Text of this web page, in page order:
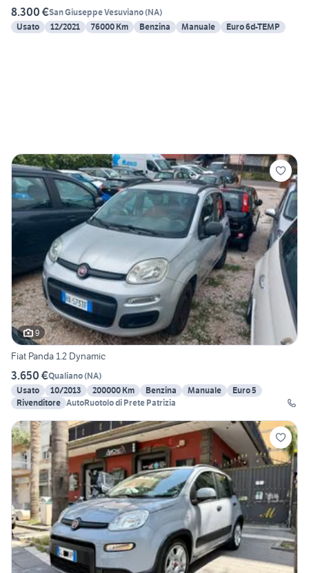
8.300 €San Giuseppe Vesuviano(NA)
Usato
12/2021 76000 Km Benzina Manuale Euro 6d-TEMP
9
Fiat Panda 1.2 Dynamic
3.650 €Qualiano(NA)
Usato
10/2013 200000 Km Benzina Manuale
Euro 5
Rivenditore AutoRuotolo di Prete Patrizia